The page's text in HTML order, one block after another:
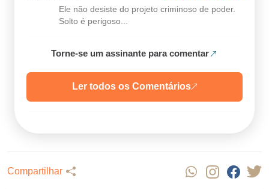
Ele não desiste do projeto criminoso de poder.
Solto é perigoso...
Torne-se um assinante para comentar
Ler todos os Comentários
Compartilhar